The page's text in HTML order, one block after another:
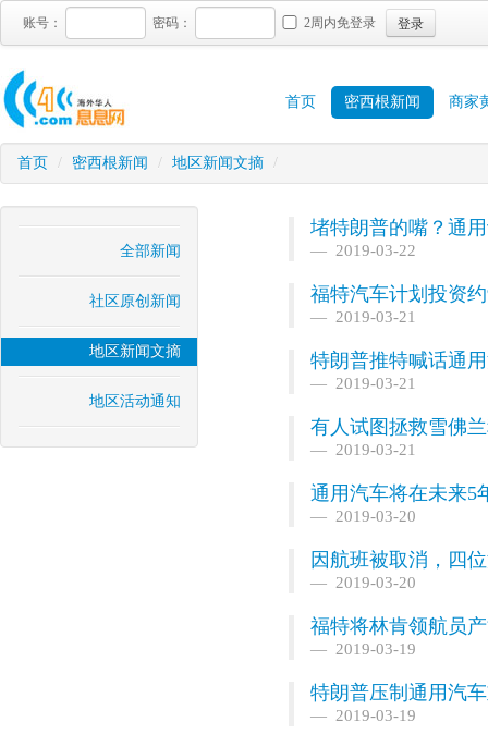
账号： 密码： 2周内免登录 登录
首页 密西根新闻 商家
首页 / 密西根新闻 / 地区新闻文摘 /
全部新闻
社区原创新闻
地区新闻文摘
地区活动通知
堵特朗普的嘴？通
2019-03-22
福特汽车计划投资
2019-03-21
特朗普推特喊话通
2019-03-21
有人试图拯救雪佛
2019-03-21
通用汽车将在未来5
2019-03-20
因航班被取消，四
2019-03-20
福特将林肯领航员
2019-03-19
特朗普压制通用汽
2019-03-19